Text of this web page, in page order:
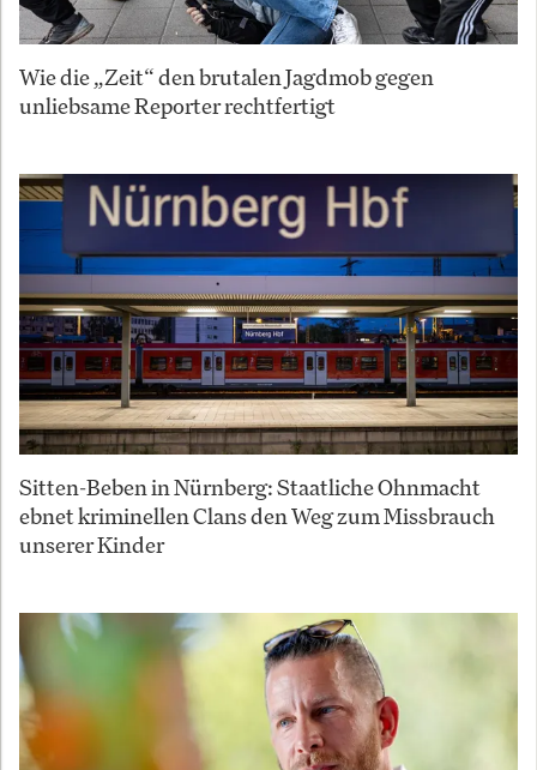
Wie die „Zeit“ den brutalen Jagdmob gegen
unliebsame Reporter rechtfertigt
Sitten-Beben in Nürnberg: Staatliche Ohnmacht
ebnet kriminellen Clans den Weg zum Missbrauch
unserer Kinder